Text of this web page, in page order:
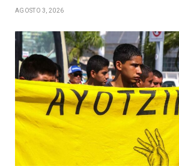
AGOSTO 3, 2026